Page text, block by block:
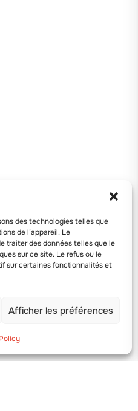
des technologies telles que
de l’appareil. Le
traiter des données telles que le
sur ce site. Le refus ou le
sur certaines fonctionnalités et
Afficher les préférences